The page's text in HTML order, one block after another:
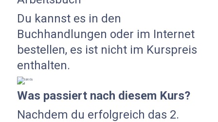
Du kannst es in den
Buchhandlungen oder im Internet
bestellen, es ist nicht im Kurspreis
enthalten.
Was passiert nach diesem Kurs?
Nachdem du erfolgreich das 2.